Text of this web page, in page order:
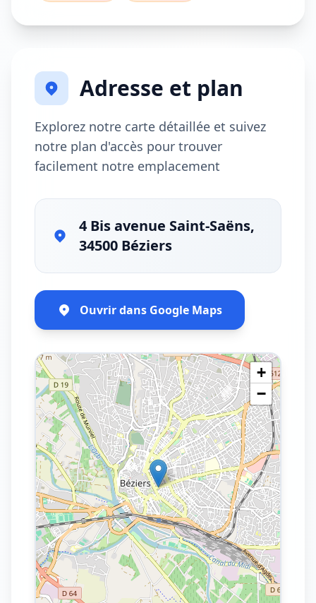
Adresse et plan
Explorez notre carte détaillée et suivez
notre plan d'accès pour trouver
facilement notre emplacement
4 Bis avenue Saint-Saëns,
34500 Béziers
Ouvrir dans Google Maps
+
−